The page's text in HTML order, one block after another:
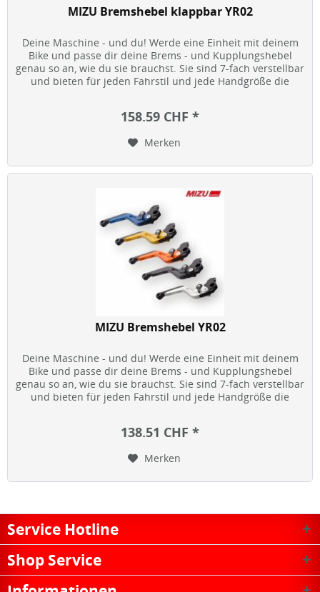
MIZU Bremshebel klappbar YR02
Deine Maschine - und du! Werde eine Einheit mit deinem
Bike und passe dir deine Brems - und Kupplungshebel
genau so an, wie du sie brauchst. Sie sind 7-fach verstellbar
und bieten für jeden Fahrstil und jede Handgröße die
158.59 CHF *
Merken
MIZU Bremshebel YR02
Deine Maschine - und du! Werde eine Einheit mit deinem
Bike und passe dir deine Brems - und Kupplungshebel
genau so an, wie du sie brauchst. Sie sind 7-fach verstellbar
und bieten für jeden Fahrstil und jede Handgröße die
138.51 CHF *
Merken
Service Hotline
Shop Service